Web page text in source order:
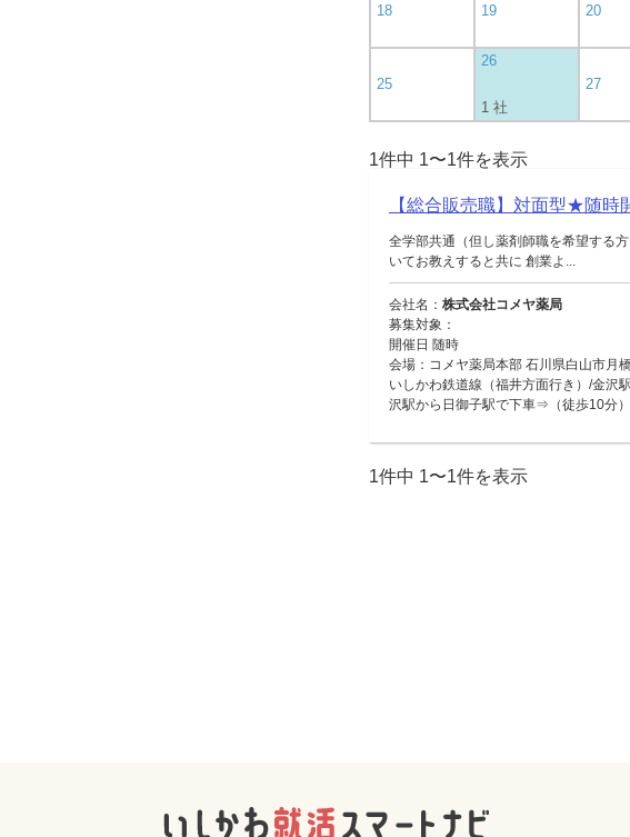
18 19 20
25
26
1 社
27
1件中 1〜1件を表示
【総合販売職】対面型★随
全学部共通（但し薬剤師職を希望する
いてお教えすると共に 創業よ...
会社名： 株式会社コメヤ薬局
募集対象：
開催日 随時
会場：コメヤ薬局本部 石川県白山市
いしかわ鉄道線（福井方面行き）/金
沢駅から日御子駅で下車⇒（徒歩10分
1件中 1〜1件を表示